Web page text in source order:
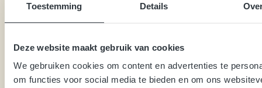
Toestemming Details
Deze website maakt gebruik van cookies
We gebruiken cookies om content en advertenties te
om functies voor social media te bieden en om ons
Ontdek de voordelen van modulaire sanitairmodules
Catalogus aanvragen
Catalogus aanvragen